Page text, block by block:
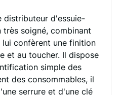
distributeur d'essuie-
très soigné, combinant
confèrent une finition
et au toucher. Il dispose
simple des
des consommables, il
serrure et d'une clé